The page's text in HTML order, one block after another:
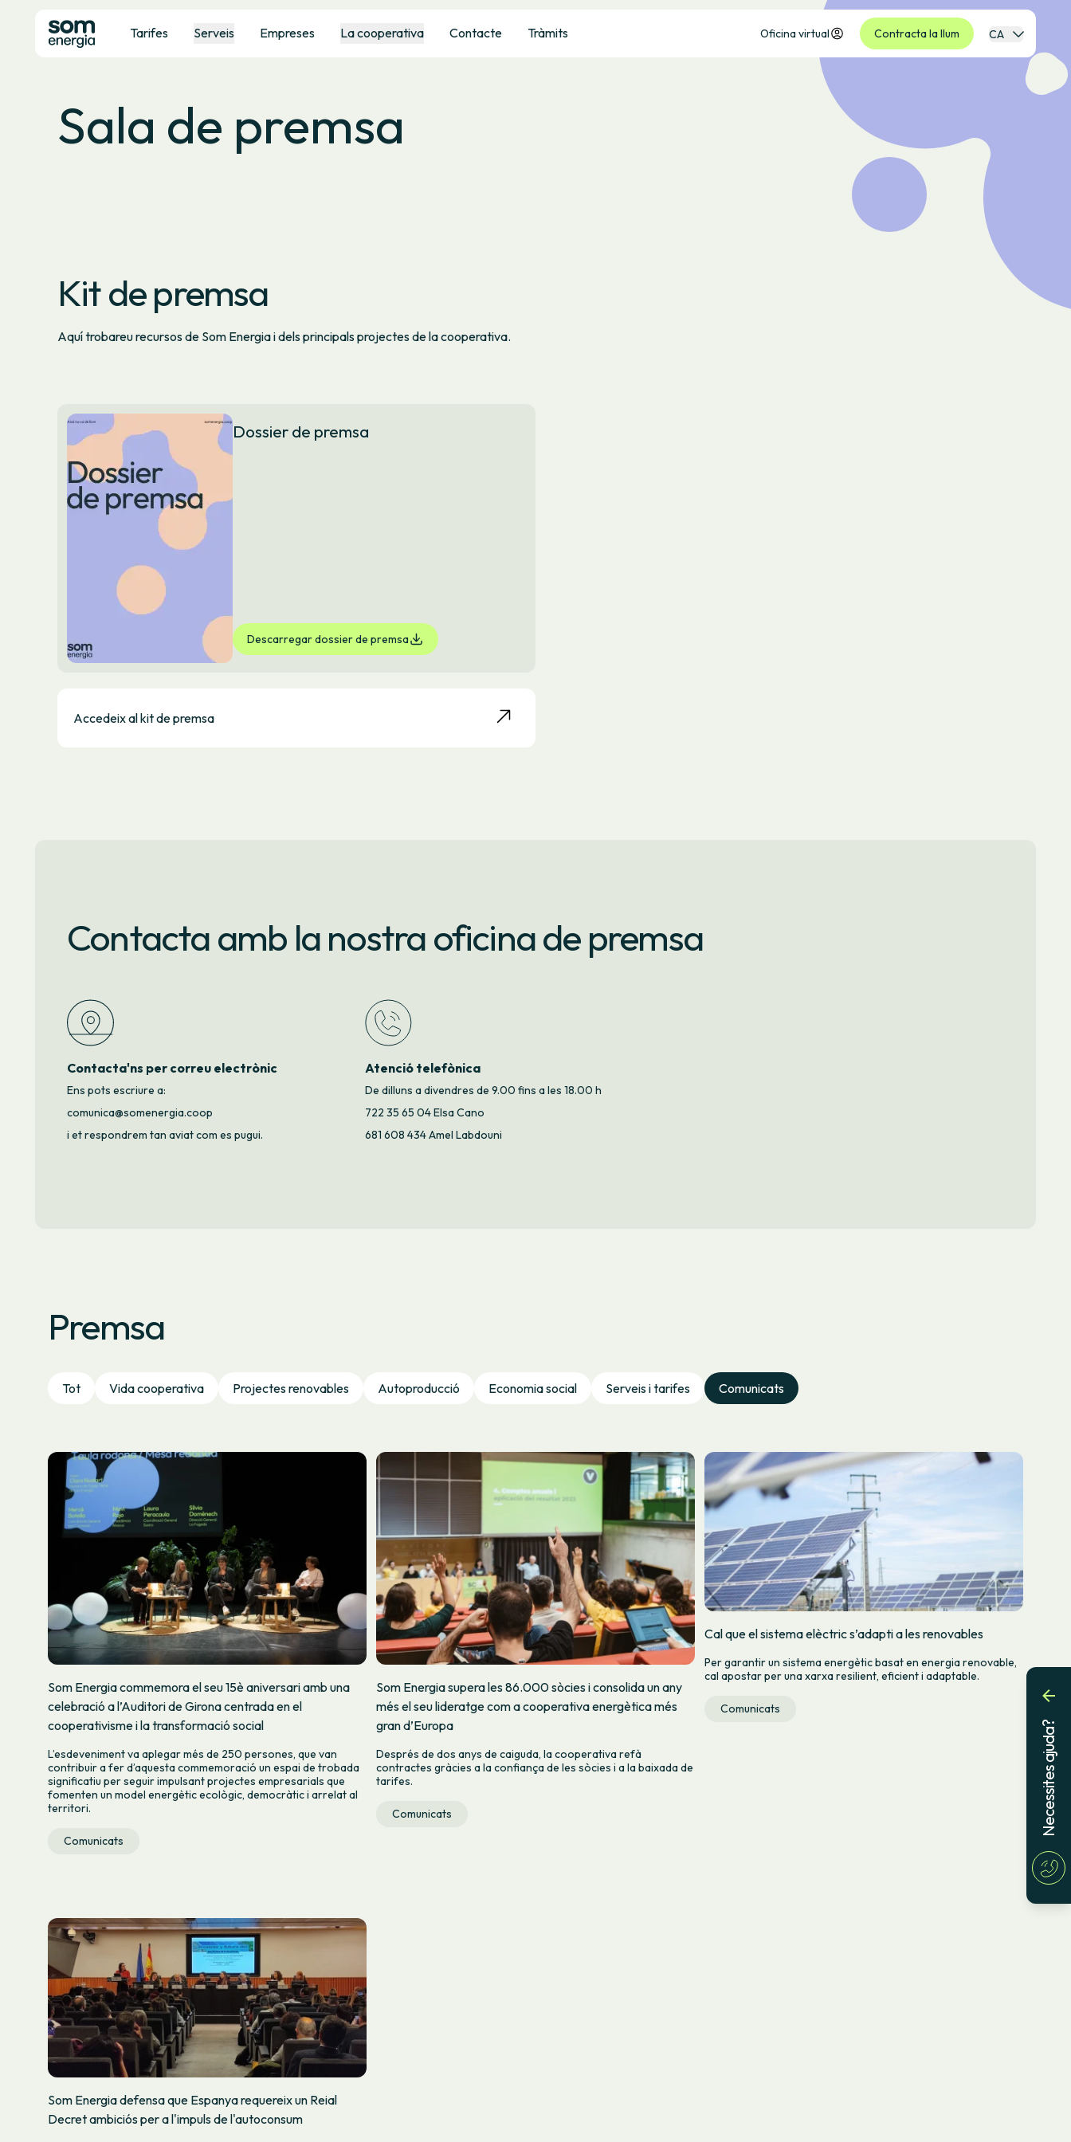
Tarifes Serveis Empreses La cooperativa Contacte Tràmits Oficina virtual Contracta la llum CA
Sala de premsa
Kit de premsa
Aquí trobareu recursos de Som Energia i dels principals projectes de la cooperativa.
Dossier de premsa
Descarregar dossier de premsa
Accedeix al kit de premsa
Contacta amb la nostra oficina de premsa
Contacta'ns per correu electrònic
Ens pots escriure a:
comunica@somenergia.coop
i et respondrem tan aviat com es pugui.
Atenció telefònica
De dilluns a divendres de 9.00 fins a les 18.00 h
722 35 65 04 Elsa Cano
681 608 434 Amel Labdouni
Premsa
Tot Vida cooperativa Projectes renovables Autoproducció Economia social Serveis i tarifes Comunicats
Som Energia commemora el seu 15è aniversari amb una
celebració a l’Auditori de Girona centrada en el
cooperativisme i la transformació social
L’esdeveniment va aplegar més de 250 persones, que van
contribuir a fer d’aquesta commemoració un espai de trobada
significatiu per seguir impulsant projectes empresarials que
fomenten un model energètic ecològic, democràtic i arrelat al
territori.
Comunicats
Som Energia supera les 86.000 sòcies i consolida un any
més el seu lideratge com a cooperativa energètica més
gran d’Europa
Després de dos anys de caiguda, la cooperativa refà
contractes gràcies a la confiança de les sòcies i a la baixada de
tarifes.
Comunicats
Cal que el sistema elèctric s’adapti a les renovables
Per garantir un sistema energètic basat en energia renovable,
cal apostar per una xarxa resilient, eficient i adaptable.
Comunicats
Som Energia defensa que Espanya requereix un Reial
Decret ambiciós per a l'impuls de l'autoconsum
Necessites ajuda?